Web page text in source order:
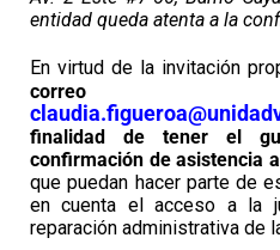
entidad queda atenta a la
En virtud de la invitación
correo
finalidad de tener el
confirmación de asistencia
que puedan hacer parte de
en cuenta el acceso a la
reparación administrativa de